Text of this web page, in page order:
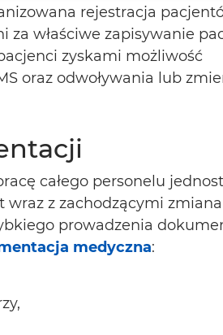
rejestracja
za właściwe zapisywanie
zyskami możliwość
oraz odwoływania lub
całego personelu
z zachodzącymi
prowadzenia
medyczna: